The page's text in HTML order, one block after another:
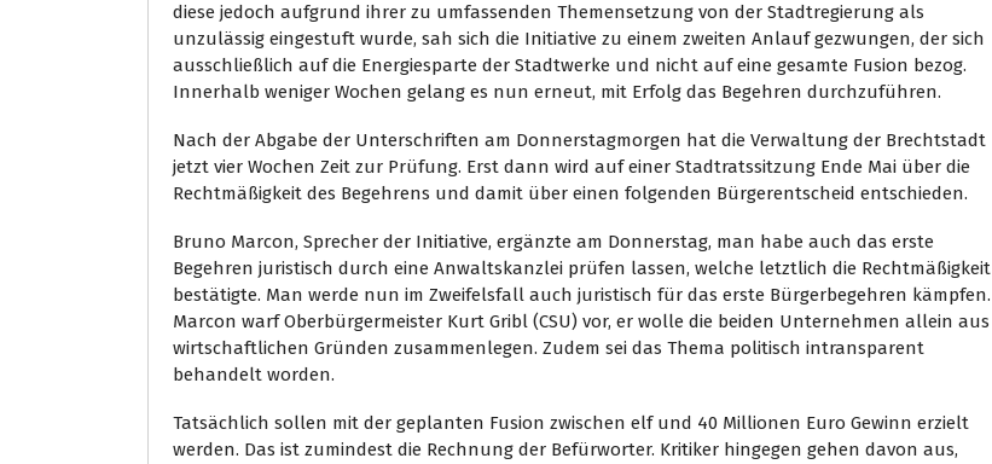
diese jedoch aufgrund ihrer zu umfassenden Themensetzung von der Stadtregierung als
unzulässig eingestuft wurde, sah sich die Initiative zu einem zweiten Anlauf gezwungen, der sich
ausschließlich auf die Energiesparte der Stadtwerke und nicht auf eine gesamte Fusion bezog.
Innerhalb weniger Wochen gelang es nun erneut, mit Erfolg das Begehren durchzuführen.
Nach der Abgabe der Unterschriften am Donnerstagmorgen hat die Verwaltung der Brechtstadt
jetzt vier Wochen Zeit zur Prüfung. Erst dann wird auf einer Stadtratssitzung Ende Mai über die
Rechtmäßigkeit des Begehrens und damit über einen folgenden Bürgerentscheid entschieden.
Bruno Marcon, Sprecher der Initiative, ergänzte am Donnerstag, man habe auch das erste
Begehren juristisch durch eine Anwaltskanzlei prüfen lassen, welche letztlich die Rechtmäßigkeit
bestätigte. Man werde nun im Zweifelsfall auch juristisch für das erste Bürgerbegehren kämpfen.
Marcon warf Oberbürgermeister Kurt Gribl (CSU) vor, er wolle die beiden Unternehmen allein aus
wirtschaftlichen Gründen zusammenlegen. Zudem sei das Thema politisch intransparent
behandelt worden.
Tatsächlich sollen mit der geplanten Fusion zwischen elf und 40 Millionen Euro Gewinn erzielt
werden. Das ist zumindest die Rechnung der Befürworter. Kritiker hingegen gehen davon aus,